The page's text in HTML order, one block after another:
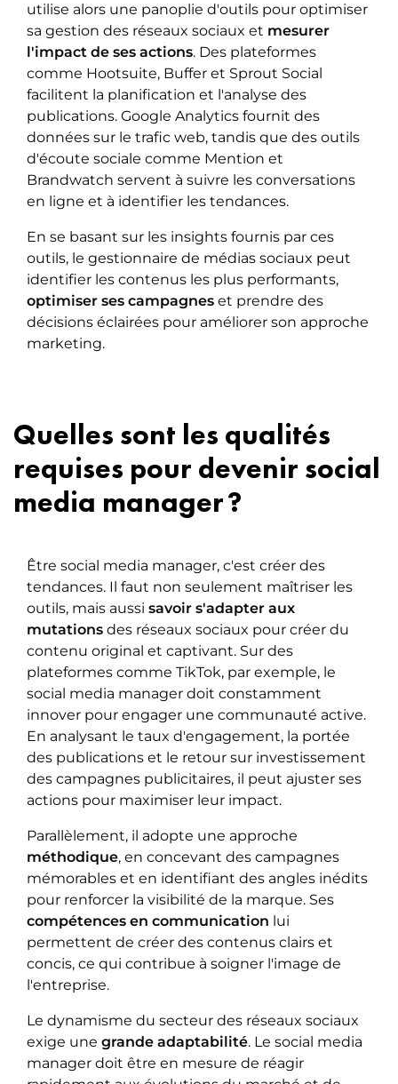
utilise alors une panoplie d'outils pour optimiser
sa gestion des réseaux sociaux et mesurer
l'impact de ses actions. Des plateformes
comme Hootsuite, Buffer et Sprout Social
facilitent la planification et l'analyse des
publications. Google Analytics fournit des
données sur le trafic web, tandis que des outils
d'écoute sociale comme Mention et
Brandwatch servent à suivre les conversations
en ligne et à identifier les tendances.
En se basant sur les insights fournis par ces
outils, le gestionnaire de médias sociaux peut
identifier les contenus les plus performants,
optimiser ses campagnes et prendre des
décisions éclairées pour améliorer son approche
marketing.
Quelles sont les qualités
requises pour devenir social
media manager ?
Être social media manager, c'est créer des
tendances. Il faut non seulement maîtriser les
outils, mais aussi savoir s'adapter aux
mutations des réseaux sociaux pour créer du
contenu original et captivant. Sur des
plateformes comme TikTok, par exemple, le
social media manager doit constamment
innover pour engager une communauté active.
En analysant le taux d'engagement, la portée
des publications et le retour sur investissement
des campagnes publicitaires, il peut ajuster ses
actions pour maximiser leur impact.
Parallèlement, il adopte une approche
méthodique, en concevant des campagnes
mémorables et en identifiant des angles inédits
pour renforcer la visibilité de la marque. Ses
compétences en communication lui
permettent de créer des contenus clairs et
concis, ce qui contribue à soigner l'image de
l'entreprise.
Le dynamisme du secteur des réseaux sociaux
exige une grande adaptabilité. Le social media
manager doit être en mesure de réagir